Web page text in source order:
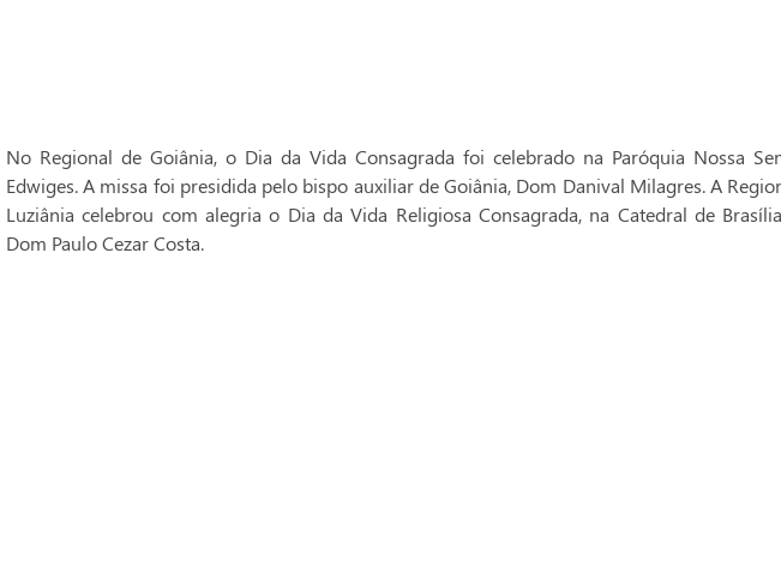
No Regional de Goiânia, o Dia da Vida Consagrada foi celebrado na Paróquia Nossa
Edwiges. A missa foi presidida pelo bispo auxiliar de Goiânia, Dom Danival Milagres. A
Luziânia celebrou com alegria o Dia da Vida Religiosa Consagrada, na Catedral de
Dom Paulo Cezar Costa.